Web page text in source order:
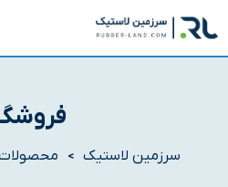
به
محتوا
سرزمین لاستیک >